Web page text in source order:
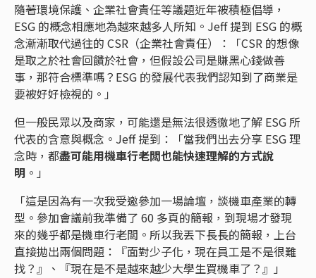
隨著環境保護、企業社會責任等議題近年被積極倡導，
ESG 的概念相應地為越來越多人所知。Jeff 提到 ESG 的概
念漸漸取代過往的 CSR（企業社會責任）：「CSR 的想像
是取之於社會回饋於社會，但假設公司是賺黑心錢做善
事，那符合標準嗎？ESG 的發展代表我們認知到了商業是
要被好好檢視的。」
但一般民眾以及商家，可能還是無法很透徹地了解 ESG 所
代表的含意與概念。Jeff 提到：「當我們出去分享 ESG 理
念時，都盡可能用機車行老闆也能快速理解的方式說
明 。」
「這是因為有一次我受邀參加一場論壇，談機車產業的轉
型。參加會議前我準備了 60 多頁的簡報，到現場才發現
來的幾乎都是機車行老闆。所以我丟下長長的簡報，上台
直接拋出兩個問題：『面對少子化，現在員工是不是很難
找？』、『現在是不是越來越少大學生買機車了？』」